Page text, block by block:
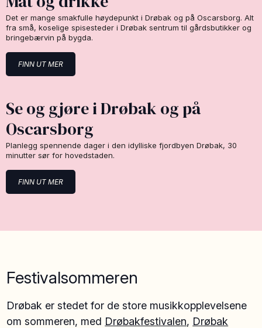
Det er mange smakfulle høydepunkt i Drøbak og på Oscarsborg. Alt
fra små, koselige spisesteder i Drøbak sentrum til gårdsbutikker og
bringebærvin på bygda.
FINN UT MER
Se og gjøre i Drøbak og på
Oscarsborg
Planlegg spennende dager i den idylliske fjordbyen Drøbak, 30
minutter sør for hovedstaden.
FINN UT MER
Festivalsommeren
Drøbak er stedet for de store musikkopplevelsene
om sommeren, med Drøbakfestivalen, Drøbak